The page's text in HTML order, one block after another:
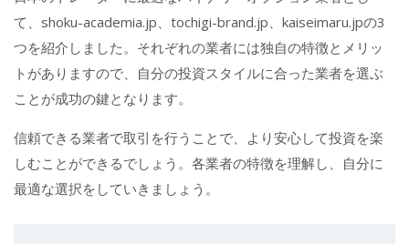
て、shoku-academia.jp、tochigi-brand.jp、kaiseimaru.jpの3
つを紹介しました。それぞれの業者には独自の特徴とメリッ
トがありますので、自分の投資スタイルに合った業者を選ぶ
ことが成功の鍵となります。
信頼できる業者で取引を行うことで、より安心して投資を楽
しむことができるでしょう。各業者の特徴を理解し、自分に
最適な選択をしていきましょう。